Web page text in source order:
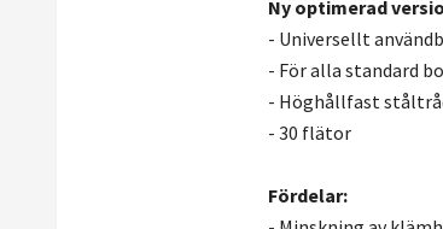
Ny optimerad
- Universellt
- För alla standard
- Höghållfast
- 30 flätor
Fördelar: